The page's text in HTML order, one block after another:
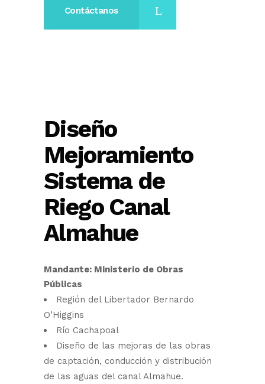
Contáctanos
Diseño
Mejoramiento
Sistema de
Riego Canal
Almahue
Mandante: Ministerio de Obras
Públicas
Región del Libertador Bernardo
O’Higgins
Río Cachapoal
Diseño de las mejoras de las obras
de captación, conducción y distribución
de las aguas del canal Almahue.